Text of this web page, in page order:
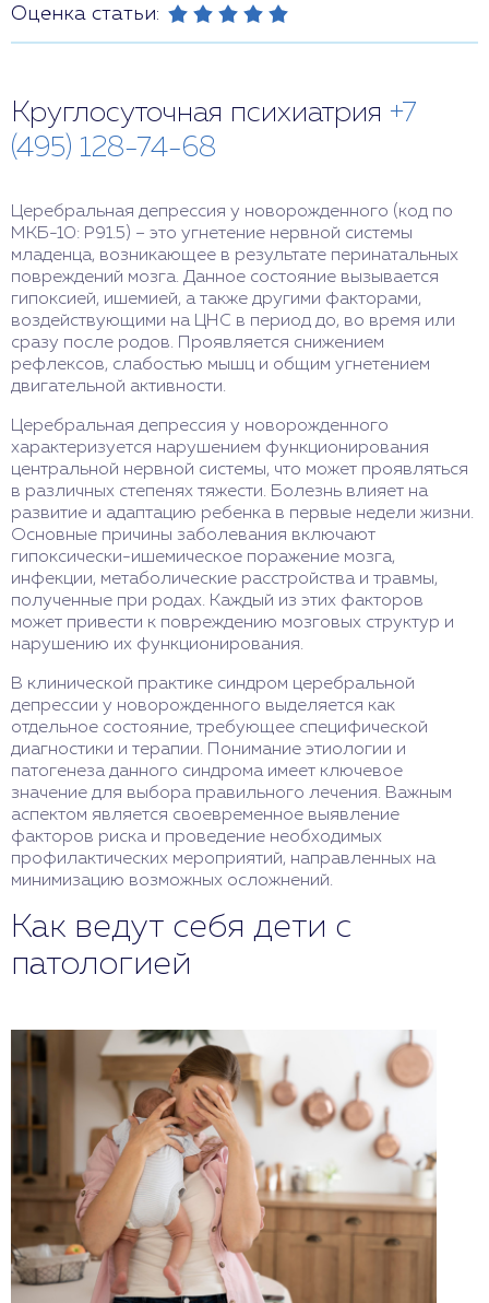
Оценка статьи:
Круглосуточная психиатрия +7
(495) 128-74-68
Церебральная депрессия у новорожденного (код по
МКБ-10: P91.5) – это угнетение нервной системы
младенца, возникающее в результате перинатальных
повреждений мозга. Данное состояние вызывается
гипоксией, ишемией, а также другими факторами,
воздействующими на ЦНС в период до, во время или
сразу после родов. Проявляется снижением
рефлексов, слабостью мышц и общим угнетением
двигательной активности.
Церебральная депрессия у новорожденного
характеризуется нарушением функционирования
центральной нервной системы, что может проявляться
в различных степенях тяжести. Болезнь влияет на
развитие и адаптацию ребенка в первые недели жизни.
Основные причины заболевания включают
гипоксически-ишемическое поражение мозга,
инфекции, метаболические расстройства и травмы,
полученные при родах. Каждый из этих факторов
может привести к повреждению мозговых структур и
нарушению их функционирования.
В клинической практике синдром церебральной
депрессии у новорожденного выделяется как
отдельное состояние, требующее специфической
диагностики и терапии. Понимание этиологии и
патогенеза данного синдрома имеет ключевое
значение для выбора правильного лечения. Важным
аспектом является своевременное выявление
факторов риска и проведение необходимых
профилактических мероприятий, направленных на
минимизацию возможных осложнений.
Как ведут себя дети с
патологией